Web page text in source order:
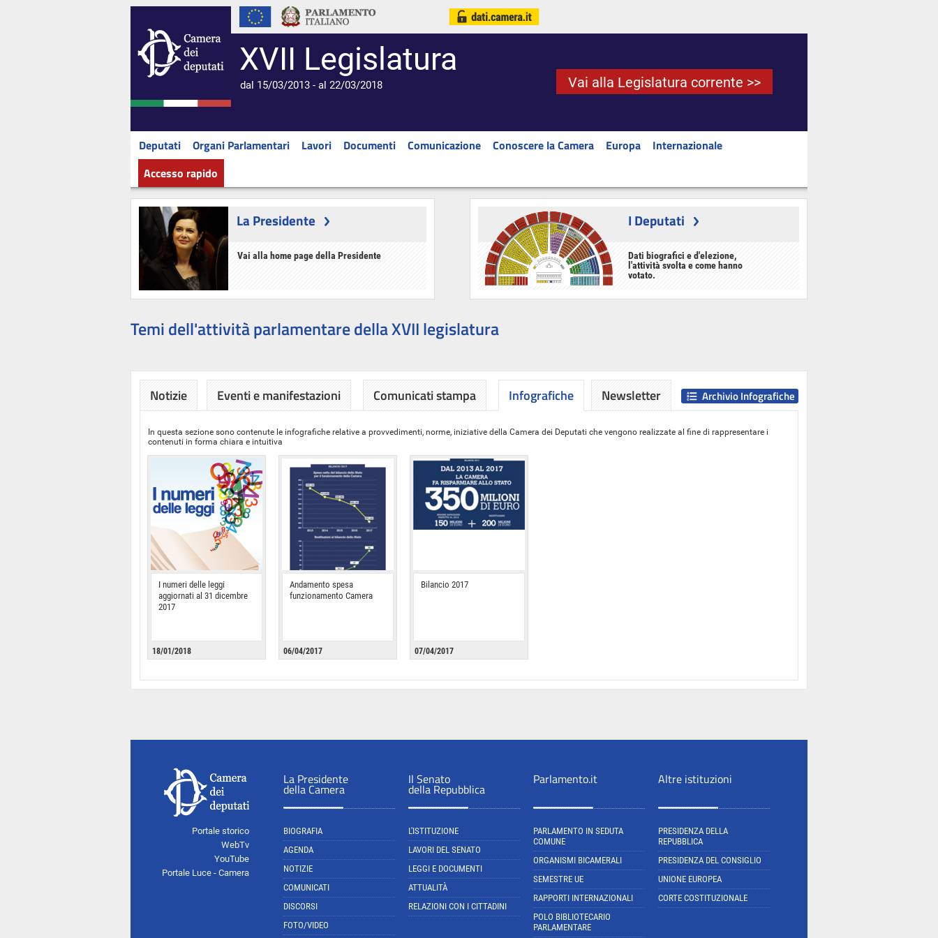
XVII Legislatura
dal 15/03/2013 - al 22/03/2018 Vai alla Legislatura corrente >>
Deputati Organi Parlamentari Lavori Documenti Comunicazione Conoscere la Camera Europa
Internazionale
Accesso rapido
La Presidente
Vai alla home page della Presidente
I Deputati
Dati biografici e d'elezione,
l'attività svolta e come hanno
votato.
Temi dell'attività parlamentare della XVII legislatura
Notizie Eventi e manifestazioni Comunicati stampa Infografiche
In questa sezione sono contenute le infografiche relative a provvedimenti, norme, iniziative della Camera dei Deputati che vengono realizzate al fine di rappresentare i
contenuti in forma chiara e intuitiva
I numeri delle leggi
aggiornati al 31 dicembre
2017
18/01/2018
Andamento spesa
funzionamento Camera
06/04/2017
Bilancio 2017
07/04/2017
Archivio Infografiche
Newsletter
Portale storico
WebTv
YouTube
Portale Luce - Camera
La Presidente
della Camera
BIOGRAFIA
AGENDA
NOTIZIE
COMUNICATI
DISCORSI
FOTO/VIDEO
Il Senato
della Repubblica
L'ISTITUZIONE
LAVORI DEL SENATO
LEGGI E DOCUMENTI
ATTUALITÀ
RELAZIONI CON I CITTADINI
Parlamento.it
PARLAMENTO IN SEDUTA
COMUNE
ORGANISMI BICAMERALI
SEMESTRE UE
RAPPORTI INTERNAZIONALI
POLO BIBLIOTECARIO
PARLAMENTARE
Altre istituzioni
PRESIDENZA DELLA
REPUBBLICA
PRESIDENZA DEL CONSIGLIO
UNIONE EUROPEA
CORTE COSTITUZIONALE